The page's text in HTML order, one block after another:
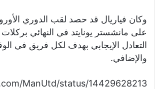
وكان فياريال قد حصد لقب الدوري
على مانشستر يونايتد في النهائي بركلات
التعادل الإيجابي بهدف لكل فريق في
والإضافي.
ManUtd/status/14429628213